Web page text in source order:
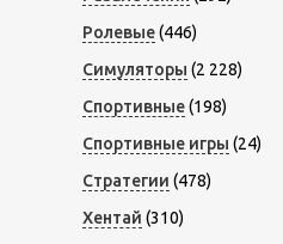
Ролевые(446)
Симуляторы (2 228)
Спортивные(198)
Спортивные игры (24)
Стратегии (478)
Хентай (310)